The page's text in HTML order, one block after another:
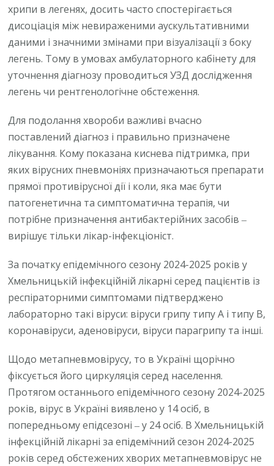
хрипи в легенях, досить часто спостерігається
дисоціація між невираженими аускультативними
даними і значними змінами при візуалізації з боку
легень. Тому в умовах амбулаторного кабінету для
уточнення діагнозу проводиться УЗД дослідження
легень чи рентгенологічне обстеження.
Для подолання хвороби важливі вчасно
поставлений діагноз і правильно призначене
лікування. Кому показана киснева підтримка, при
яких вірусних пневмоніях призначаються препарати
прямої противірусної дії і коли, яка має бути
патогенетична та симптоматична терапія, чи
потрібне призначення антибактерійних засобів ‒
вирішує тільки лікар-інфекціоніст.
За початку епідемічного сезону 2024-2025 років у
Хмельницькій інфекційній лікарні серед пацієнтів із
респіраторними симптомами підтверджено
лабораторно такі віруси: віруси грипу типу А і типу В,
коронавіруси, аденовіруси, віруси парагрипу та інші.
Щодо метапневмовірусу, то в Україні щорічно
фіксується його циркуляція серед населення.
Протягом останнього епідемічного сезону 2024-2025
років, вірус в Україні виявлено у 14 осіб, в
попередньому епідсезоні ‒ у 24 осіб. В Хмельницькій
інфекційній лікарні за епідемічний сезон 2024-2025
років серед обстежених хворих метапневмовірус не